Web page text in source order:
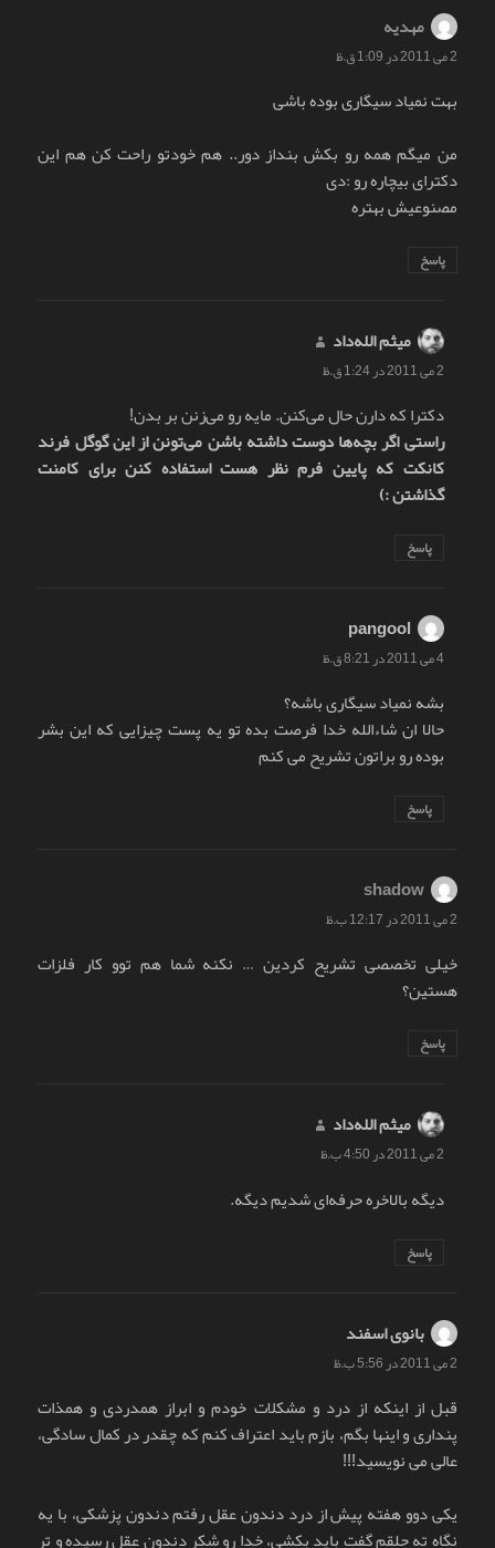
مهدیه
2 می 2011 در 1:09 ق.ظ
بهت نمیاد سیگاری بوده باشی
من میگم همه رو بکش بنداز دور.. هم خودتو راحت کن هم این
دکترای بیچاره رو :دی
مصنوعیش بهتره
پاسخ
میثم الله‌داد
2 می 2011 در 1:24 ق.ظ
دکترا که دارن حال می‌کنن. مایه رو می‌زنن بر بدن!
راستی اگر بچه‌ها دوست داشته باشن می‌تونن از این گوگل فرند
کانکت که پایین فرم نظر هست استفاده کنن برای کامنت
گذاشتن :)
پاسخ
pangool
4 می 2011 در 8:21 ق.ظ
بشه نمیاد سیگاری باشه؟
حالا ان شاءالله خدا فرصت بده تو یه پست چیزایی که این بشر
بوده رو براتون تشریح می کنم
پاسخ
shadow
2 می 2011 در 12:17 ب.ظ
خیلی تخصصی تشریح کردین … نکنه شما هم توو کار فلزات
هستین؟
پاسخ
میثم الله‌داد
2 می 2011 در 4:50 ب.ظ
دیگه بالاخره حرفه‌ای شدیم دیگه.
پاسخ
بانوی اسفند
2 می 2011 در 5:56 ب.ظ
قبل از اینکه از درد و مشکلات خودم و ابراز همدردی و همذات
پنداری و اینها بگم، بازم باید اعتراف کنم که چقدر در کمال سادگی،
عالی می نویسید!!!
یکی دوو هفته پیش از درد دندون عقل رفتم دندون پزشکی، با یه
نگاه ته حلقم گفت باید بکشی، خدا رو شکر دندون عقل رسیده و تر